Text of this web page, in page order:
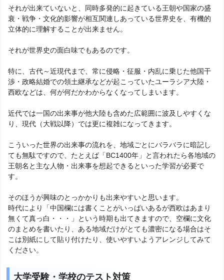
それが出来ていないと、同時多発的に起きている王朝や国家の盛
衰・戦争・文化的影響が相互関連しあっている世界史を、有機的
立体的に理解することが出来ません。
それが世界史の面白味でもあるのです。
特に、古代～近現代まで、常に侵略・征服・内乱に乗じた他国干
渉・政略結婚での領土継承などが起こっていたユーラシア大陸・
西欧などは、何が何だかわからなくなってしまいます。
近代では一国の出来事が他大陸も含めた広範囲に波及しやすくな
り、現代（大戦以降）では更に複雑になってきます。
こういった世界の出来事の流れを、地域ごとにバラバラに暗記し
ても無駄ですので、たとえば「BC1400年」と言われたら各地域の
王朝名と主な人物・出来事を想起できるといった学習が必要で
す。
そのほうが興味のとっかかりも出来やすいと思います。
時代により「中国欄には書くことがいっぱいあるが西欧はあまり
無くて真っ白・・・」という時期も出てきますので、空欄に文化
のまとめを書いたり、ある地域だけがとても濃密になる場合はそ
こは別紙にして貼り付けたり、使いやすいようアレンジしてみて
ください。
大学受験・学校のテスト対策